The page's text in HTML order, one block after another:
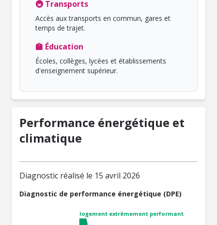
🚇 Transports
Accès aux transports en commun, gares et
temps de trajet.
🏫 Éducation
Écoles, collèges, lycées et établissements
d'enseignement supérieur.
Performance énergétique et
climatique
Diagnostic réalisé le 15 avril 2026
Diagnostic de performance énergétique (DPE)
logement extrêmement performant